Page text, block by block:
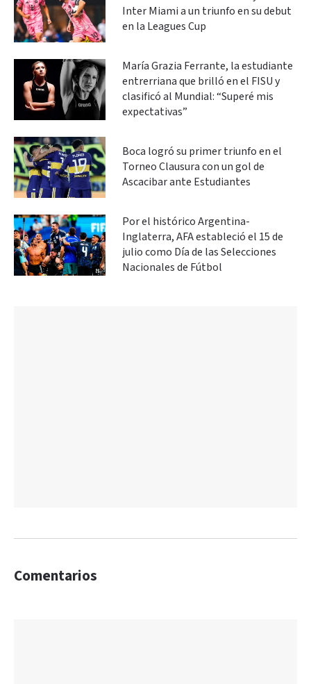
Inter Miami a un triunfo en su debut
en la Leagues Cup
María Grazia Ferrante, la estudiante
entrerriana que brilló en el FISU y
clasificó al Mundial: “Superé mis
expectativas”
Boca logró su primer triunfo en el
Torneo Clausura con un gol de
Ascacibar ante Estudiantes
Por el histórico Argentina-
Inglaterra, AFA estableció el 15 de
julio como Día de las Selecciones
Nacionales de Fútbol
Comentarios